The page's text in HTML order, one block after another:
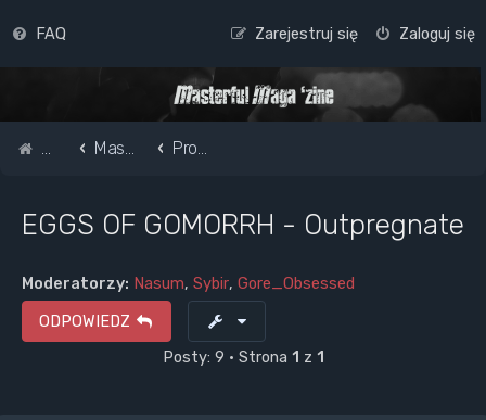
FAQ Zaloguj się
Zarejestruj się
Strona główna
Masterful Magazine Message Board Promote your band /webpage
EGGS OF GOMORRH - Outpregnate
Moderatorzy: Nasum, Sybir, Gore_Obsessed
ODPOWIEDZ
Posty: 9 • Strona 1 z 1